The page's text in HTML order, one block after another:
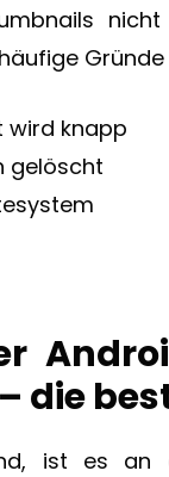
wird knapp
gelöscht
die
ist es an